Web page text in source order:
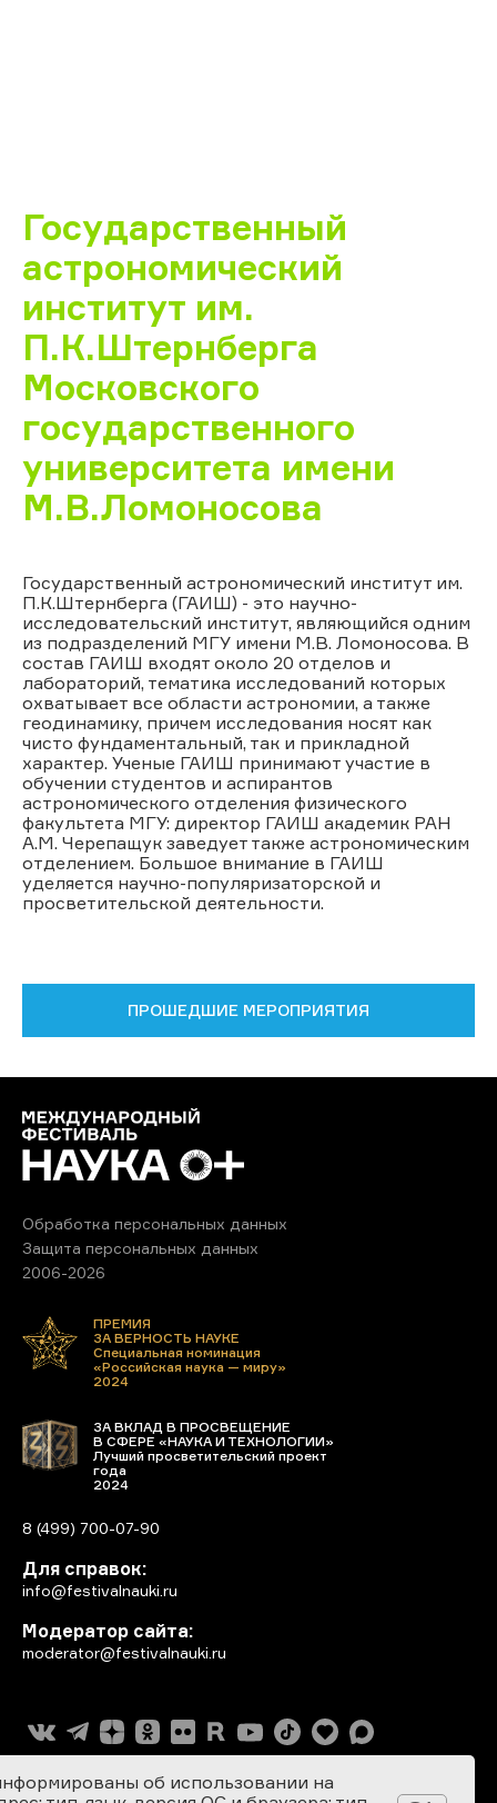
Государственный
астрономический
институт им.
П.К.Штернберга
Московского
государственного
университета имени
М.В.Ломоносова
Государственный астрономический институт им.
П.К.Штернберга (ГАИШ) - это научно-
исследовательский институт, являющийся одним
из подразделений МГУ имени М.В. Ломоносова. В
состав ГАИШ входят около 20 отделов и
лабораторий, тематика исследований которых
охватывает все области астрономии, а также
геодинамику, причем исследования носят как
чисто фундаментальный, так и прикладной
характер. Ученые ГАИШ принимают участие в
обучении студентов и аспирантов
астрономического отделения физического
факультета МГУ: директор ГАИШ академик РАН
А.М. Черепащук заведует также астрономическим
отделением. Большое внимание в ГАИШ
уделяется научно-популяризаторской и
просветительской деятельности.
ПРОШЕДШИЕ МЕРОПРИЯТИЯ
Обработка персональных данных
Защита персональных данных
2006-2026
ПРЕМИЯ
ЗА ВЕРНОСТЬ НАУКЕ
Специальная номинация
«Российская наука — миру»
2024
ЗА ВКЛАД В ПРОСВЕЩЕНИЕ
В СФЕРЕ «НАУКА И ТЕХНОЛОГИИ»
Лучший просветительский проект
года
2024
8 (499) 700-07-90
Для справок:
info@festivalnauki.ru
Модератор сайта:
moderator@festivalnauki.ru
об использовании на